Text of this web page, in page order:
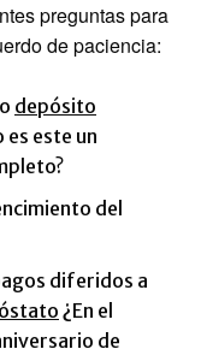
preguntas para
de paciencia:
depósito
este un
del
diferidos a
¿En el
de